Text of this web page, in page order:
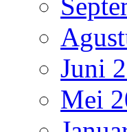
Juni
Mei